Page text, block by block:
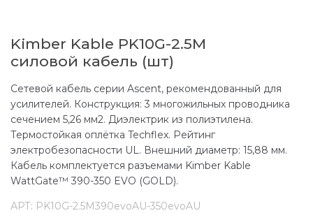
Kimber Kable PK10G-2.5M
силовой кабель (шт)
Сетевой кабель серии Ascent, рекомендованный для
усилителей. Конструкция: 3 многожильных проводника
сечением 5,26 мм2. Диэлектрик из полиэтилена.
Термостойкая оплётка Techflex. Рейтинг
электробезопасности UL. Внешний диаметр: 15,88 мм.
Кабель комплектуется разъемами Kimber Kable
WattGate™ 390-350 EVO (GOLD).
АРТ: PK10G-2.5M390evoAU-350evoAU